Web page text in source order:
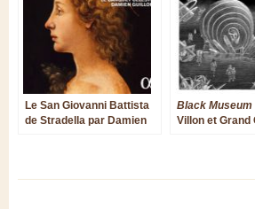
Le San Giovanni Battista
de Stradella par Damien
Black Museum
Villon et Grand